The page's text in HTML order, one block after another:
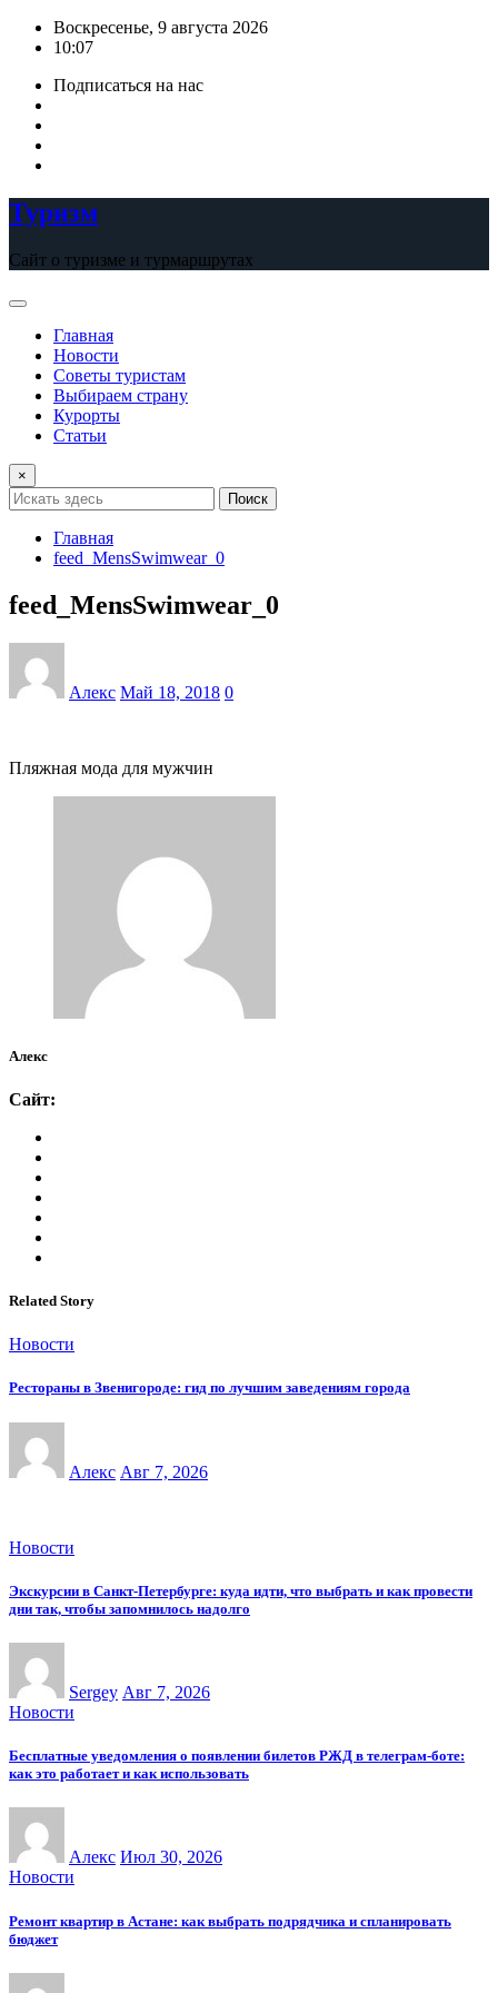
ПерейтиВоскресенье, 9 августа 2026
10:07
Подписаться на нас
Туризм
Сайт о туризме и турмаршрутах
Главная
Новости
Советы туристам
Выбираем страну
Курорты
Статьи
×
Поиск
Главная
feed_MensSwimwear_0
feed_MensSwimwear_0
Алекс Май 18, 2018 0
Пляжная мода для мужчин
Алекс
Сайт:
Related Story
Новости
Рестораны в Звенигороде: гид по лучшим заведениям города
Алекс Авг 7, 2026
Новости
Экскурсии в Санкт-Петербурге: куда идти, что выбрать и как провести
дни так, чтобы запомнилось надолго
Sergey Авг 7, 2026
Новости
Бесплатные уведомления о появлении билетов РЖД в телеграм-боте:
как это работает и как использовать
Алекс Июл 30, 2026
Новости
Ремонт квартир в Астане: как выбрать подрядчика и спланировать
бюджет